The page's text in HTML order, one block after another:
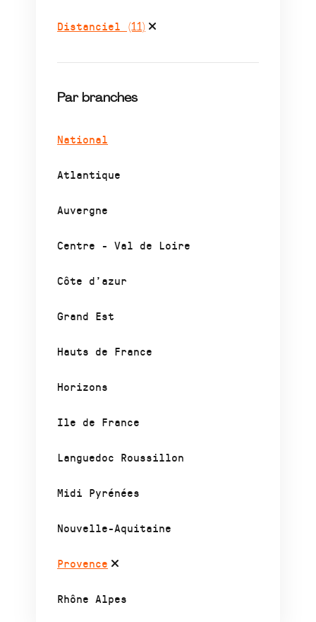
Distanciel (11)
Par branches
National
Atlantique
Auvergne
Centre - Val de Loire
Côte d’azur
Grand Est
Hauts de France
Horizons
Ile de France
Languedoc Roussillon
Midi Pyrénées
Nouvelle-Aquitaine
Provence
Rhône Alpes